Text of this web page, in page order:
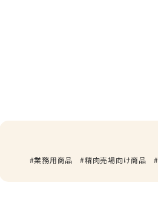
業務用商品 精肉売場向け商品